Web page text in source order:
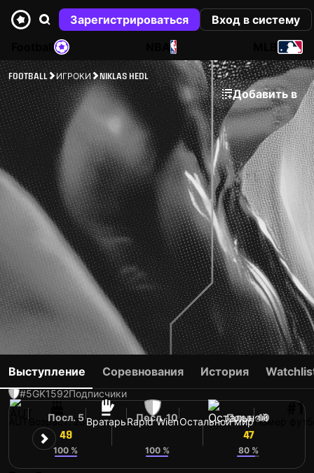
Зарегистрироваться
Вход в систему
NBA
FOOTBALL ИГРОКИ NIKLAS HEDL
Добавить в
NIKLAS HEDL
#5GK1592Подписчики
Возраст: 25 ВратарьRapid WienОстальной мир
#1
Номер
Выступление Соревнования История
Посл. 5
49
100 %
Посл. 10
100 %
Посл. 40
47
80 %